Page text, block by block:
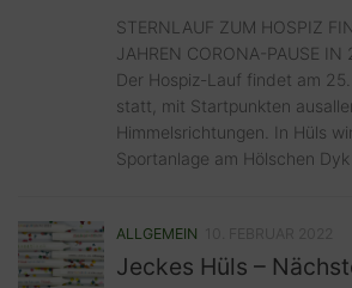
STERNLAUF ZUM HOSPIZ
JAHREN CORONA-PAUSE IN
Der Hospiz-Lauf findet am
statt, mit Startpunkten
Himmelsrichtungen. In Hüls
Sportanlage am Hölschen Dyk
ALLGEMEIN
Jeckes Hüls –